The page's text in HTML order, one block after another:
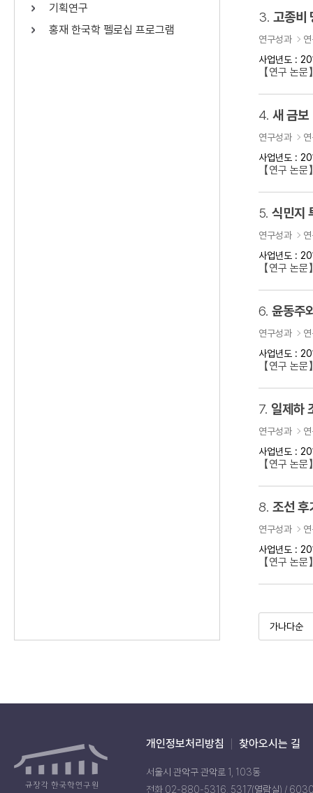
기획연구
홍재 한국학 펠로십 프로그램
3. 고종비
연구성과
사업년도 :
【연구 논
4. 새 금보
연구성과
사업년도 :
【연구 논
5. 식민지
연구성과
사업년도 :
【연구 논
6. 윤동주
연구성과
사업년도 :
【연구 논
7. 일제하
연구성과
사업년도 :
【연구 논
8. 조선
연구성과
사업년도 :
【연구 논
개인정보처리방침 찾아오시는 길
서울시 관악구 관악로 1, 103동
전화 02-880-5316, 5317(열람실) /